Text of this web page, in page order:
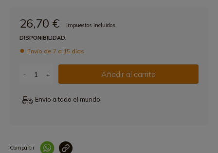
26,70 €
Impuestos incluidos
DISPONIBILIDAD:
Envío de 7 a 15 días
- + Añadir al carrito
Envío a todo el mundo
Compartir